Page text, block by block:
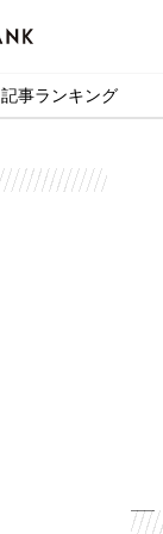
記事ランキング